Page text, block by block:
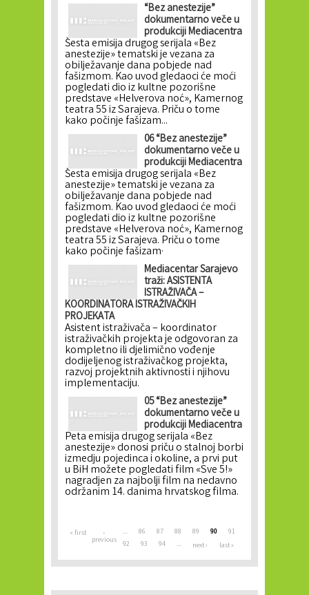
“Bez anestezije”
dokumentarno veče u
produkciji Mediacentra
Šesta emisija drugog serijala «Bez
anestezije» tematski je vezana za
obilježavanje dana pobjede nad
fašizmom. Kao uvod gledaoci će moći
pogledati dio iz kultne pozorišne
predstave «Helverova noć», Kamernog
teatra 55 iz Sarajeva. Priču o tome
kako počinje fašizam...
06 “Bez anestezije”
dokumentarno veče u
produkciji Mediacentra
Šesta emisija drugog serijala «Bez
anestezije» tematski je vezana za
obilježavanje dana pobjede nad
fašizmom. Kao uvod gledaoci će moći
pogledati dio iz kultne pozorišne
predstave «Helverova noć», Kamernog
teatra 55 iz Sarajeva. Priču o tome
kako počinje fašizam·
Mediacentar Sarajevo
traži: ASISTENTA
ISTRAŽIVAČA –
KOORDINATORA ISTRAŽIVAČKIH
PROJEKATA
Asistent istraživača – koordinator
istraživačkih projekta je odgovoran za
kompletno ili djelimično vođenje
dodijeljenog istraživačkog projekta,
razvoj projektnih aktivnosti i njihovu
implementaciju.
05 “Bez anestezije”
dokumentarno veče u
produkciji Mediacentra
Peta emisija drugog serijala «Bez
anestezije» donosi priču o stalnoj borbi
izmedju pojedinca i okoline, a prvi put
u BiH možete pogledati film «Sve 5!»
nagradjen za najbolji film na nedavno
održanim 14. danima hrvatskog filma.
« first ‹
previous
… 86 87 88 89 90
91
92
93 94 … next › last »